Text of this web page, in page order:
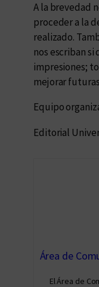
A la brevedad
proceder a la
realizado.
nos escriban
impresiones;
mejorar
Equipo
Editorial
Área de
El Área de